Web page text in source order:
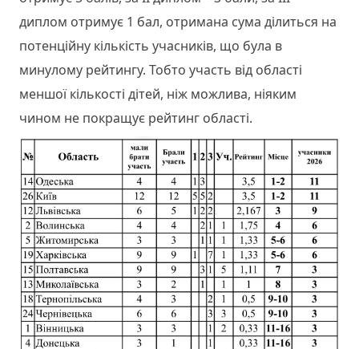
диплом отримує 1 бал, отримана сума ділиться на
потенційну кількість учасників, що була в
минулому рейтингу. Тобто участь від області
меншої кількості дітей, ніж можлива, ніяким
чином не покращує рейтинг області.